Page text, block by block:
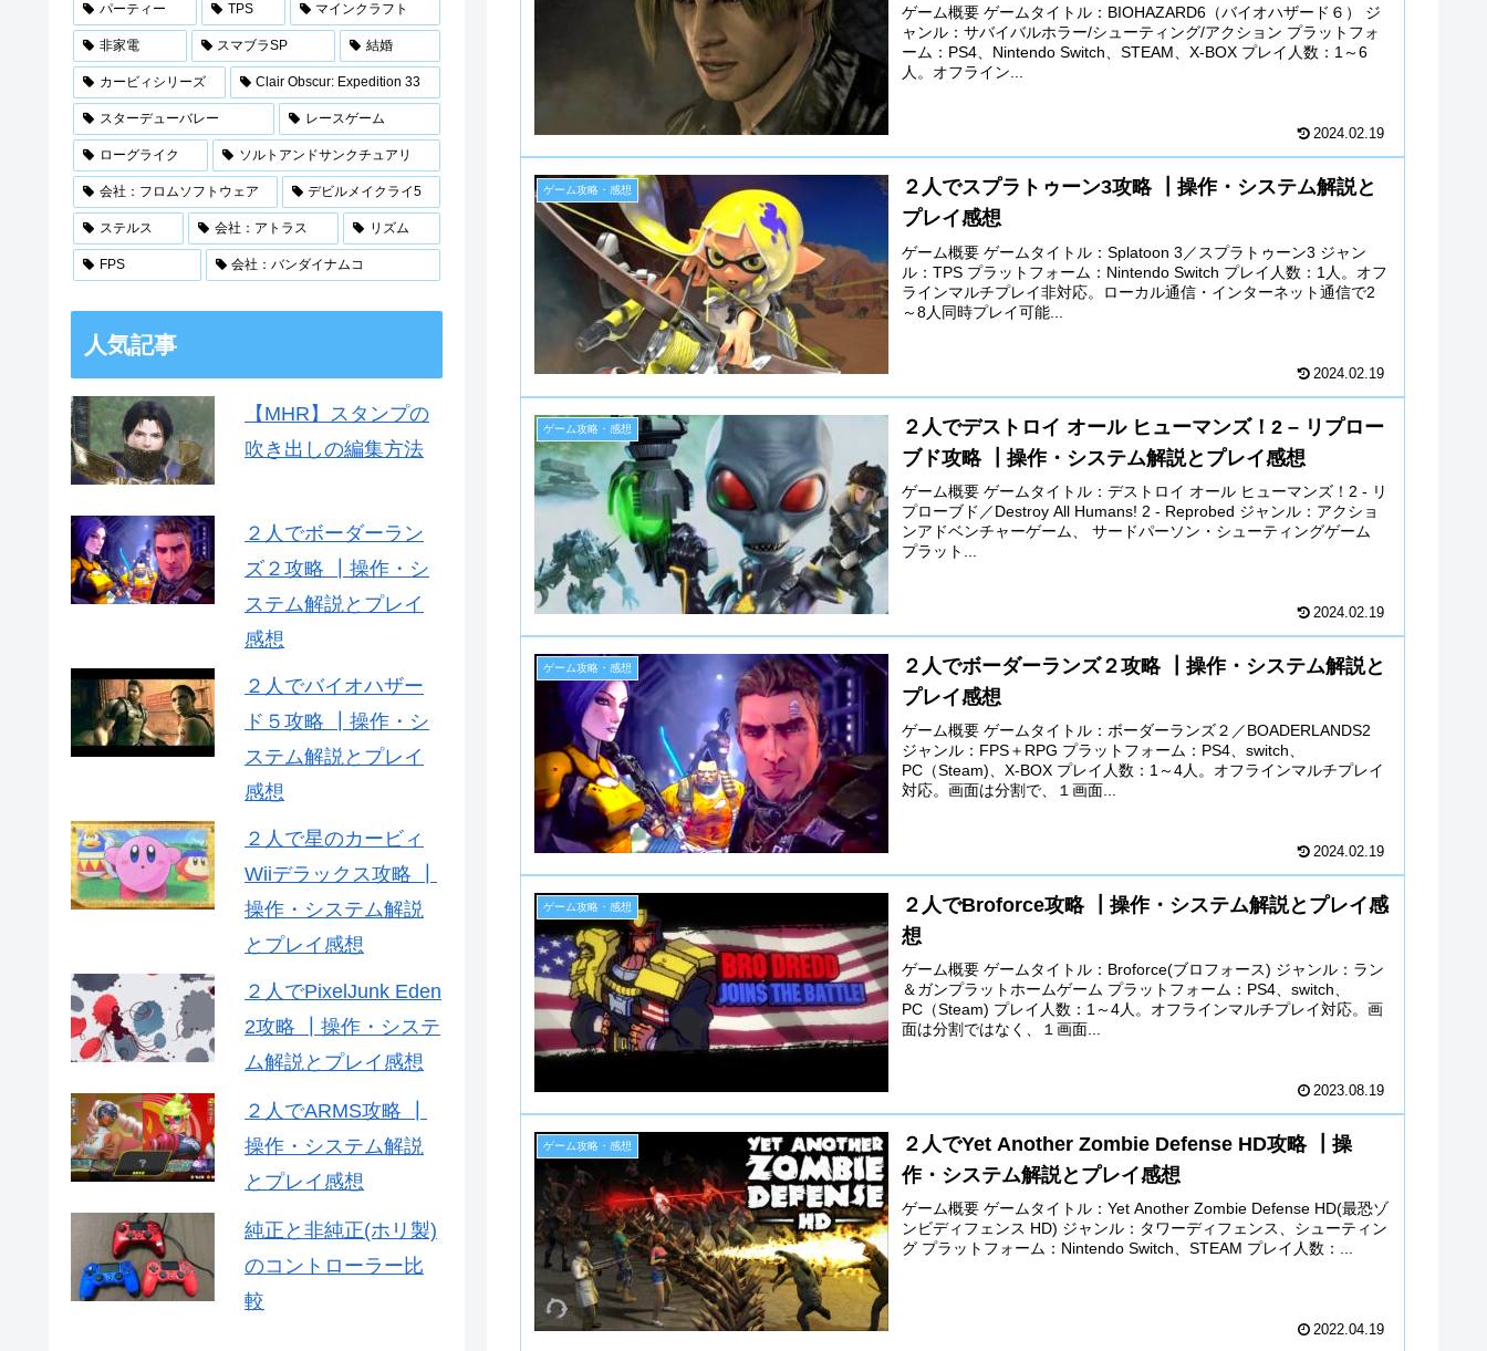
ゲーム概要 ゲームタイトル：BIOHAZARD6（バイオハザード６） ジ
ャンル：サバイバルホラー/シューティング/アクション プラットフォ
ーム：PS4、Nintendo Switch、STEAM、X-BOX プレイ人数：1～6
人。オフライン...
2024.02.19
ゲーム攻略・感想
２人でスプラトゥーン3攻略 ┃操作・システム解説と
プレイ感想
ゲーム概要 ゲームタイトル：Splatoon 3／スプラトゥーン3 ジャン
ル：TPS プラットフォーム：Nintendo Switch プレイ人数：1人。オフ
ラインマルチプレイ非対応。ローカル通信・インターネット通信で2
～8人同時プレイ可能...
2024.02.19
ゲーム攻略・感想
２人でデストロイ オール ヒューマンズ！2 – リプロー
ブド攻略 ┃操作・システム解説とプレイ感想
ゲーム概要 ゲームタイトル：デストロイ オール ヒューマンズ！2 - リ
プローブド／Destroy All Humans! 2 - Reprobed ジャンル：アクショ
ンアドベンチャーゲーム、 サードパーソン・シューティングゲーム
プラット...
2024.02.19
ゲーム攻略・感想
２人でボーダーランズ２攻略 ┃操作・システム解説と
プレイ感想
ゲーム概要 ゲームタイトル：ボーダーランズ２／BOADERLANDS2
ジャンル：FPS＋RPG プラットフォーム：PS4、switch、
PC（Steam)、X-BOX プレイ人数：1～4人。オフラインマルチプレイ
対応。画面は分割で、１画面...
2024.02.19
ゲーム攻略・感想
２人でBroforce攻略 ┃操作・システム解説とプレイ感
想
ゲーム概要 ゲームタイトル：Broforce(ブロフォース) ジャンル：ラン
＆ガンプラットホームゲーム プラットフォーム：PS4、switch、
PC（Steam) プレイ人数：1～4人。オフラインマルチプレイ対応。画
面は分割ではなく、１画面...
2023.08.19
ゲーム攻略・感想
２人でYet Another Zombie Defense HD攻略 ┃操
作・システム解説とプレイ感想
ゲーム概要 ゲームタイトル：Yet Another Zombie Defense HD(最恐ゾ
ンビディフェンス HD) ジャンル：タワーディフェンス、シューティン
グ プラットフォーム：Nintendo Switch、STEAM プレイ人数：...
2022.04.19
パーティー TPS マインクラフト
非家電 スマブラSP 結婚
カービィシリーズ Clair Obscur: Expedition 33
スターデューバレー レースゲーム
ローグライク ソルトアンドサンクチュアリ
会社：フロムソフトウェア デビルメイクライ5
ステルス 会社：アトラス リズム
FPS 会社：バンダイナムコ
人気記事
【MHR】スタンプの
吹き出しの編集方法
２人でボーダーラン
ズ２攻略 ┃操作・シ
ステム解説とプレイ
感想
２人でバイオハザー
ド５攻略 ┃操作・シ
ステム解説とプレイ
感想
２人で星のカービィ
Wiiデラックス攻略 ┃
操作・システム解説
とプレイ感想
２人でPixelJunk Eden
2攻略 ┃操作・システ
ム解説とプレイ感想
２人でARMS攻略 ┃
操作・システム解説
とプレイ感想
純正と非純正(ホリ製)
のコントローラー比
較